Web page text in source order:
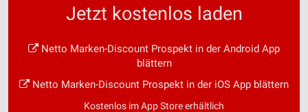
Jetzt kostenlos laden
Netto Marken-Discount Prospekt in der Android App
blättern
Netto Marken-Discount Prospekt in der iOS App blättern
Kostenlos im App Store erhältlich